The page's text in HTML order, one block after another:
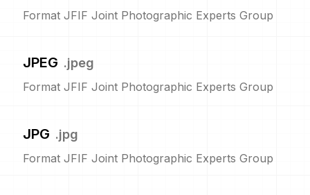
Format JFIF Joint Photographic Experts Group
JPEG .jpeg
Format JFIF Joint Photographic Experts Group
JPG .jpg
Format JFIF Joint Photographic Experts Group